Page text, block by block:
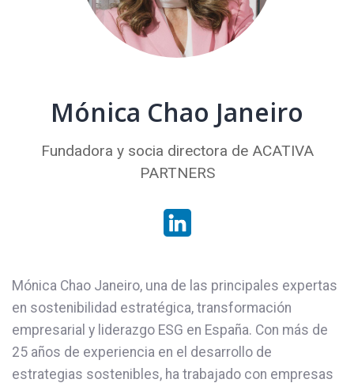
Mónica Chao Janeiro
Fundadora y socia directora de ACATIVA
PARTNERS
Mónica Chao Janeiro, una de las principales expertas
en sostenibilidad estratégica, transformación
empresarial y liderazgo ESG en España. Con más de
25 años de experiencia en el desarrollo de
estrategias sostenibles, ha trabajado con empresas